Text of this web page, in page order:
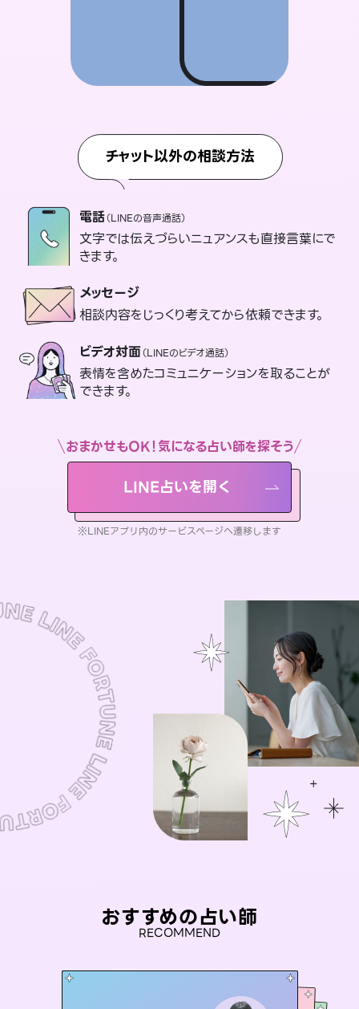
チャット以外の相談方法
電話（LINEの音声通話）
文字では伝えづらいニュアンスも直接言葉にで
きます。
メッセージ
相談内容をじっくり考えてから依頼できます。
ビデオ対面（LINEのビデオ通話）
表情を含めたコミュニケーションを取ることが
できます。
おまかせもOK！気になる占い師を探そう
LINE占いを開く
※LINEアプリ内のサービスページへ遷移します
おすすめの占い師
RECOMMEND